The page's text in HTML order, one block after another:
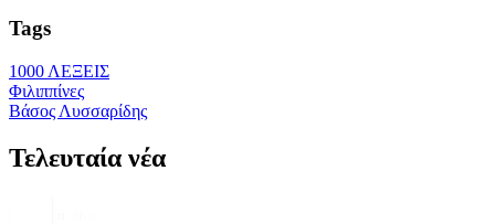
Tags
1000 ΛΕΞΕΙΣ
Φιλιππίνες
Βάσος Λυσσαρίδης
Τελευταία νέα